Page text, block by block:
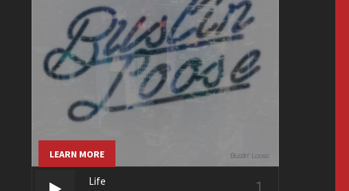
LEARN MORE
Life